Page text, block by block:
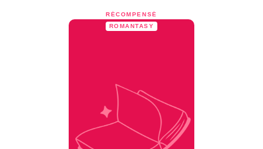
RÉCOMPENSÉ
ROMANTASY